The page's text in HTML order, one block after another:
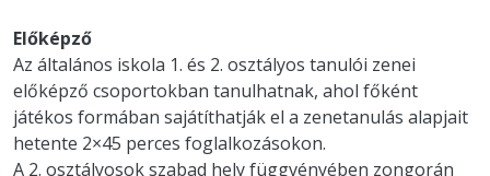
Előképző
Az általános iskola 1. és 2. osztályos tanulói zenei
előképző csoportokban tanulhatnak, ahol főként
játékos formában sajátíthatják el a zenetanulás alapjait
hetente 2×45 perces foglalkozásokon.
A 2. osztályosok szabad hely függvényében zongorán